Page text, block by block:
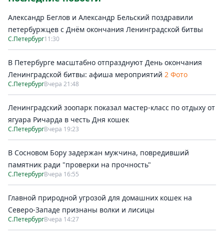
Александр Беглов и Александр Бельский поздравили
петербуржцев с Днём окончания Ленинградской битвы
С.Петербург11:30
В Петербурге масштабно отпразднуют День окончания
Ленинградской битвы: афиша мероприятий 2 Фото
С.ПетербургВчера 21:48
Ленинградский зоопарк показал мастер-класс по отдыху от
ягуара Ричарда в честь Дня кошек
С.ПетербургВчера 19:23
В Сосновом Бору задержан мужчина, повредивший
памятник ради "проверки на прочность"
С.ПетербургВчера 16:55
Главной природной угрозой для домашних кошек на
Северо-Западе признаны волки и лисицы
С.ПетербургВчера 14:27